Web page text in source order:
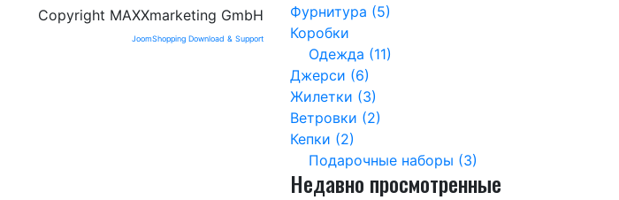
Copyright MAXXmarketing GmbH
JoomShopping Download & Support
Фурнитура (5)
Коробки
Одежда (11)
Джерси (6)
Жилетки (3)
Ветровки (2)
Кепки (2)
Подарочные наборы (3)
Недавно просмотренные